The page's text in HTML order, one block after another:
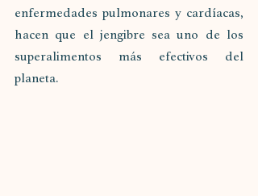
enfermedades pulmonares y cardíacas,
hacen que el jengibre sea uno de los
superalimentos más efectivos del
planeta.